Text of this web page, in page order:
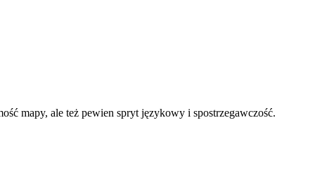
mapy, ale też pewien spryt językowy i spostrzegawczość.